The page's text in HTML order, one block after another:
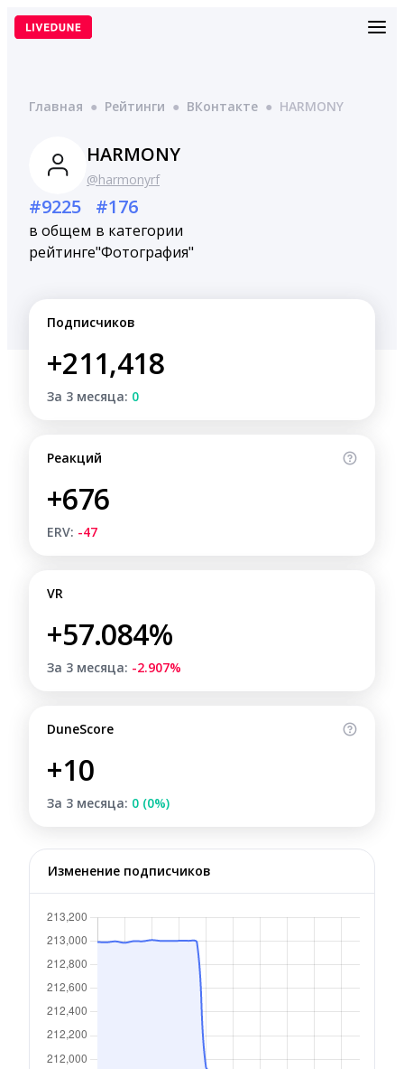
Перейти
Главная ● Рейтинги ● ВКонтакте ● HARMONY
HARMONY
@harmonyrf
#9225
в общем
рейтинге
#176
в категории
"Фотография"
Подписчиков
+211,418
За 3 месяца: 0
Реакций
+676
ERV: -47
VR
+57.084%
За 3 месяца: -2.907%
DuneScore
+10
За 3 месяца: 0 (0%)
Изменение подписчиков